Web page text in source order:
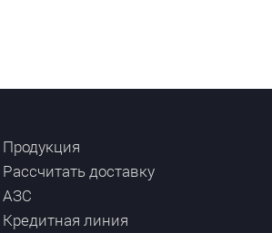
Продукция
Рассчитать доставку
АЗС
Кредитная линия